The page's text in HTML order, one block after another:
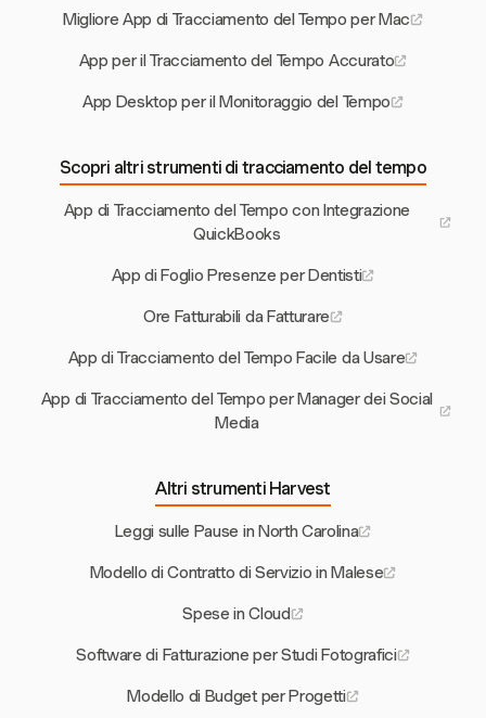
Migliore App di Tracciamento del Tempo per Mac
App per il Tracciamento del Tempo Accurato
App Desktop per il Monitoraggio del Tempo
Scopri altri strumenti di tracciamento del tempo
App di Tracciamento del Tempo con Integrazione
QuickBooks
App di Foglio Presenze per Dentisti
Ore Fatturabili da Fatturare
App di Tracciamento del Tempo Facile da Usare
App di Tracciamento del Tempo per Manager dei Social
Media
Altri strumenti Harvest
Leggi sulle Pause in North Carolina
Modello di Contratto di Servizio in Malese
Spese in Cloud
Software di Fatturazione per Studi Fotografici
Modello di Budget per Progetti